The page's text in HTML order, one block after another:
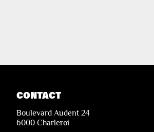
CONTACT
Boulevard Audent 24
6000 Charleroi